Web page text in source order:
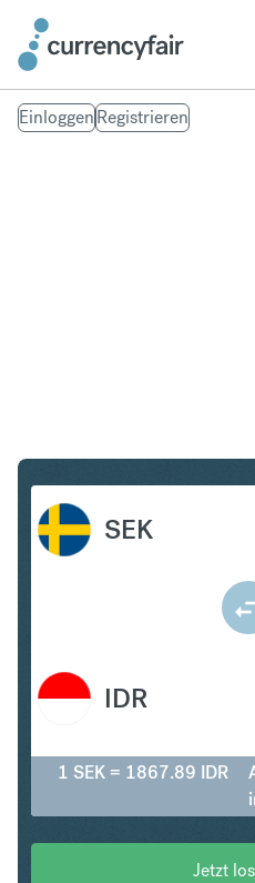
EinloggenRegistrieren
SEK
IDR
1 SEK = 1867.89 IDR
Jetzt